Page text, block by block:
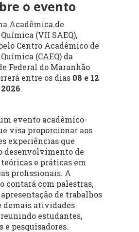
o evento
Acadêmica de
(VII SAEQ),
Centro Acadêmico de
(CAEQ) da
Federal do Maranhão
entre os dias 08 e 12
.
evento acadêmico-
visa proporcionar aos
experiências que
desenvolvimento de
e práticas em
profissionais. A
contará com palestras,
de trabalhos
demais atividades
estudantes,
e pesquisadores.